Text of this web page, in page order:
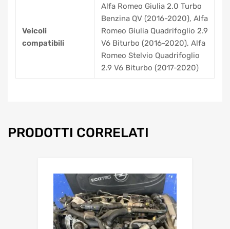
Veicoli
compatibili
Alfa Romeo Giulia 2.0 Turbo
Benzina QV (2016-2020), Alfa
Romeo Giulia Quadrifoglio 2.9
V6 Biturbo (2016-2020), Alfa
Romeo Stelvio Quadrifoglio
2.9 V6 Biturbo (2017-2020)
PRODOTTI CORRELATI